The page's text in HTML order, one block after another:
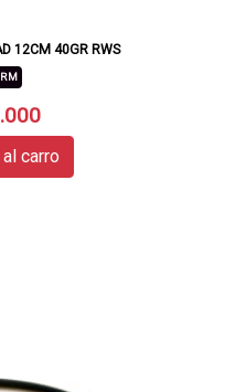
12CM 40GR RWS
carro